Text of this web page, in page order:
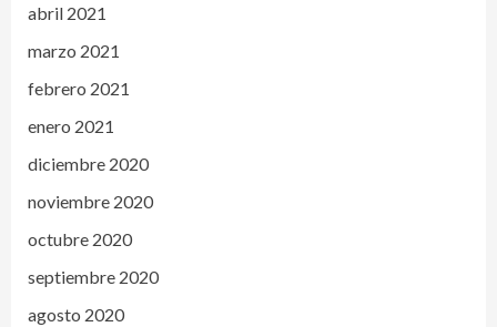
abril 2021
marzo 2021
febrero 2021
enero 2021
diciembre 2020
noviembre 2020
octubre 2020
septiembre 2020
agosto 2020